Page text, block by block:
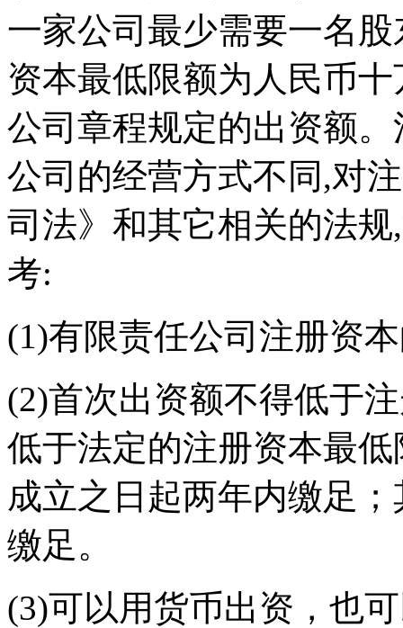
一家公司最少需要一名
资本最低限额为人民币
公司章程规定的出资额
公司的经营方式不同,对
司法》和其它相关的法
考:
(1)有限责任公司注册资
(2)首次出资额不得低于
低于法定的注册资本最
成立之日起两年内缴足
缴足。
(3)可以用货币出资，也